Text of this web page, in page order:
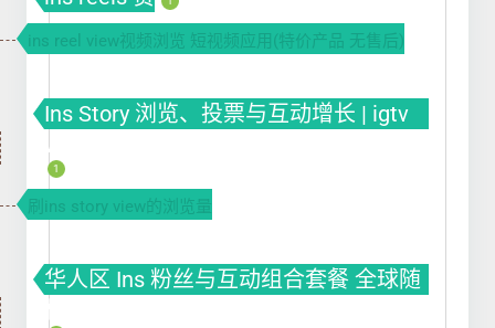
ins reel view视频浏览 短视频应用(特价产品 无售后)
Ins Story 浏览、投票与互动增长 | igtv
views
1
刷ins story view的浏览量
华人区 Ins 粉丝与互动组合套餐 全球随